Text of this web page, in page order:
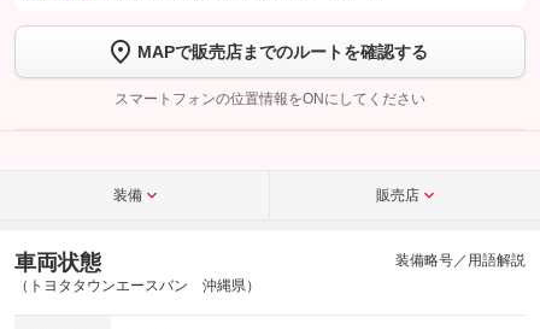
トーク画面で
ボタンをタップして問い合わせを
完了してください。
こちら
MAPで販売店までのルートを確認する
スマートフォンの位置情報をONにしてください
装備 販売店
車両状態
（トヨタタウンエースバン 沖縄県）
装備略号／用語解説